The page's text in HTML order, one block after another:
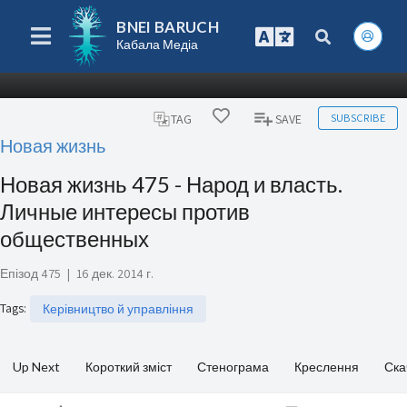
BNEI BARUCH
Кабала Медіа
TAG SAVE SUBSCRIBE
Новая жизнь
Новая жизнь 475 - Народ и власть.
Личные интересы против
общественных
Епізод 475 | 16 дек. 2014 г.
Tags: Керівництво й управління
Up Next Короткий зміст Стенограма Креслення